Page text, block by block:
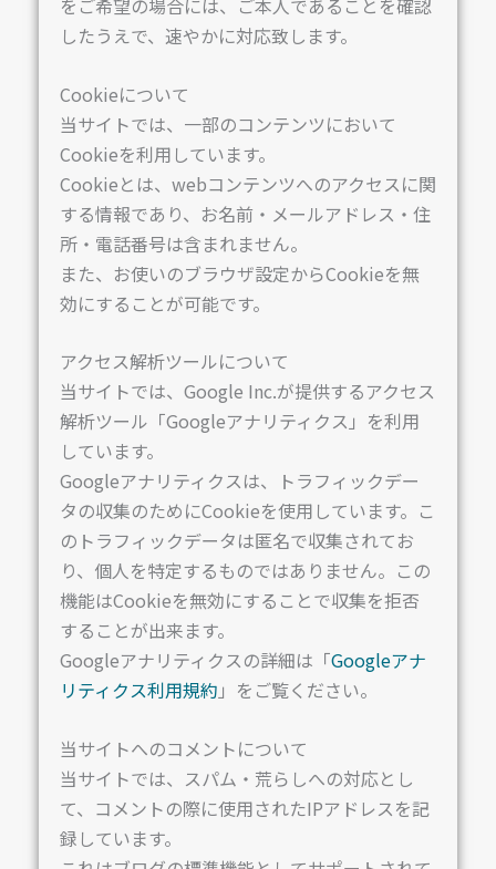
をご希望の場合には、ご本人であることを確認
したうえで、速やかに対応致します。
Cookieについて
当サイトでは、一部のコンテンツにおいて
Cookieを利用しています。
Cookieとは、webコンテンツへのアクセスに関
する情報であり、お名前・メールアドレス・住
所・電話番号は含まれません。
また、お使いのブラウザ設定からCookieを無
効にすることが可能です。
アクセス解析ツールについて
当サイトでは、Google Inc.が提供するアクセス
解析ツール「Googleアナリティクス」を利用
しています。
Googleアナリティクスは、トラフィックデー
タの収集のためにCookieを使用しています。こ
のトラフィックデータは匿名で収集されてお
り、個人を特定するものではありません。この
機能はCookieを無効にすることで収集を拒否
することが出来ます。
Googleアナリティクスの詳細は「Googleアナ
リティクス利用規約 」をご覧ください。
当サイトへのコメントについて
当サイトでは、スパム・荒らしへの対応とし
て、コメントの際に使用されたIPアドレスを記
録しています。